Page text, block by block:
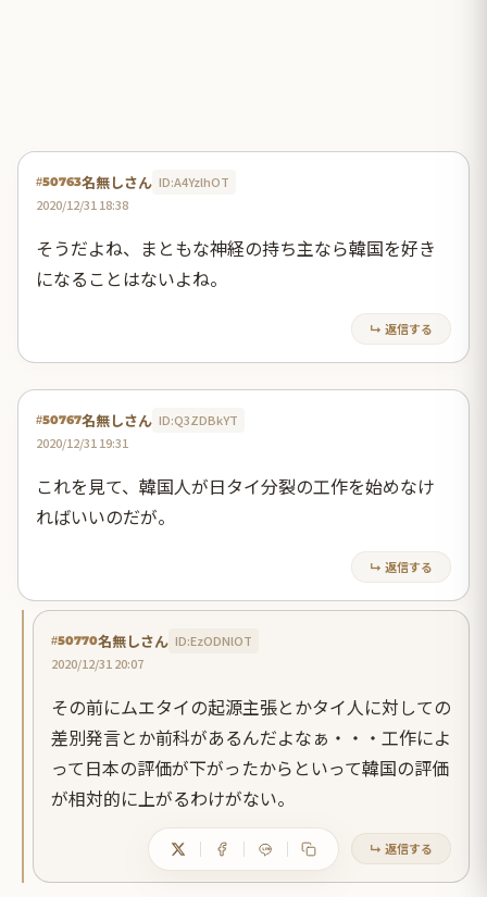
#50763名無しさん ID:A4YzlhOT
2020/12/31 18:38
そうだよね、まともな神経の持ち主なら韓国を好き
になることはないよね。
↳ 返信する
#50767名無しさん ID:Q3ZDBkYT
2020/12/31 19:31
これを見て、韓国人が日タイ分裂の工作を始めなけ
ればいいのだが。
↳ 返信する
#50770名無しさん ID:EzODNlOT
2020/12/31 20:07
その前にムエタイの起源主張とかタイ人に対しての
差別発言とか前科があるんだよなぁ・・・工作によ
って日本の評価が下がったからといって韓国の評価
が相対的に上がるわけがない。
↳ 返信する